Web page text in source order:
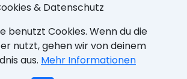
& Datenschutz
benutzt Cookies. Wenn du die
nutzt, gehen wir von deinem
aus. Mehr Informationen